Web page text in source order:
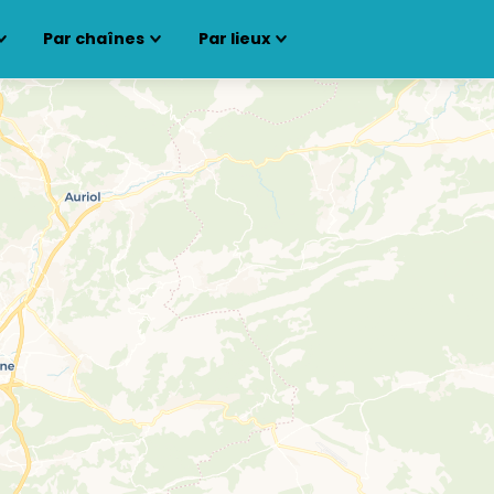
Par chaînes Par lieux